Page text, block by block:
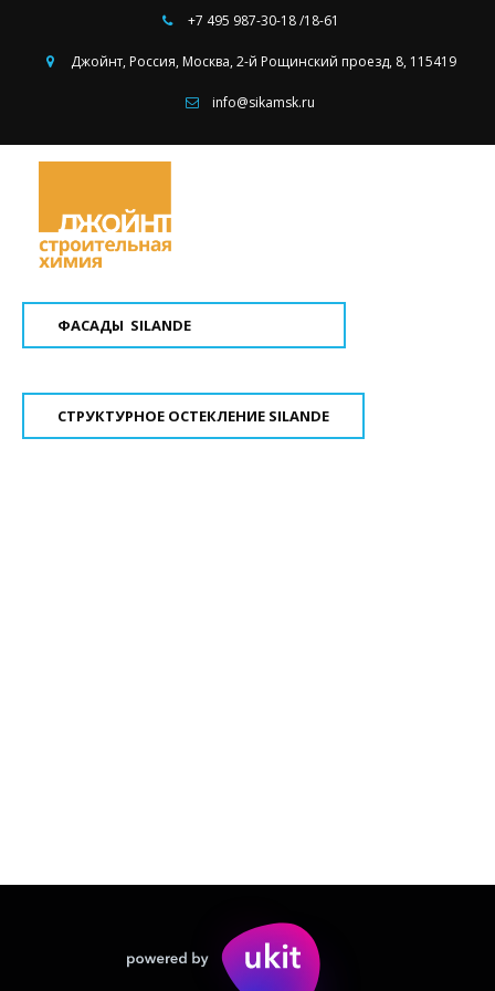
+7 495 987-30-18 /18-61
Джойнт, Россия, Москва,2-й Рощинский проезд, 8, 115419
info@sikamsk.ru
ФАСАДЫ SILANDE
СТРУКТУРНОЕ ОСТЕКЛЕНИЕ SILANDE